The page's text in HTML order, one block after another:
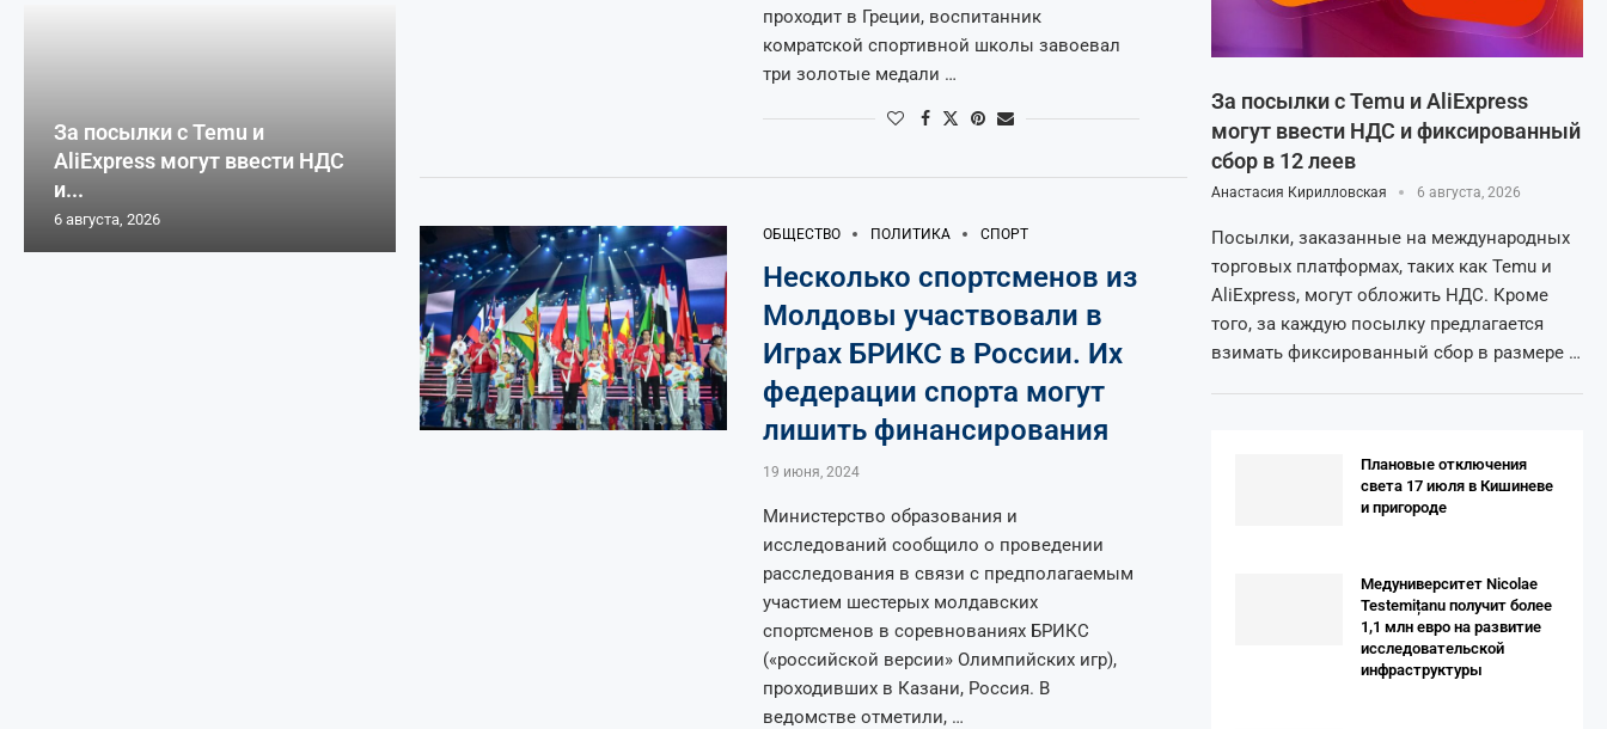
За посылки с Temu и
AliExpress могут ввести НДС
и...
6 августа, 2026
проходит в Греции, воспитанник
комратской спортивной школы завоевал
три золотые медали …
ОБЩЕСТВО ПОЛИТИКА СПОРТ
Несколько спортсменов из
Молдовы участвовали в
Играх БРИКС в России. Их
федерации спорта могут
лишить финансирования
19 июня, 2024
Министерство образования и
исследований сообщило о проведении
расследования в связи с предполагаемым
участием шестерых молдавских
спортсменов в соревнованиях БРИКС
(«российской версии» Олимпийских игр),
проходивших в Казани, Россия. В
ведомстве отметили, …
За посылки с Temu и AliExpress
могут ввести НДС и фиксированный
сбор в 12 леев
Анастасия Кирилловская 6 августа, 2026
Посылки, заказанные на международных
торговых платформах, таких как Temu и
AliExpress, могут обложить НДС. Кроме
того, за каждую посылку предлагается
взимать фиксированный сбор в размере …
Плановые отключения
света 17 июля в Кишиневе
и пригороде
Медуниверситет Nicolae
Testemițanu получит более
1,1 млн евро на развитие
исследовательской
инфраструктуры